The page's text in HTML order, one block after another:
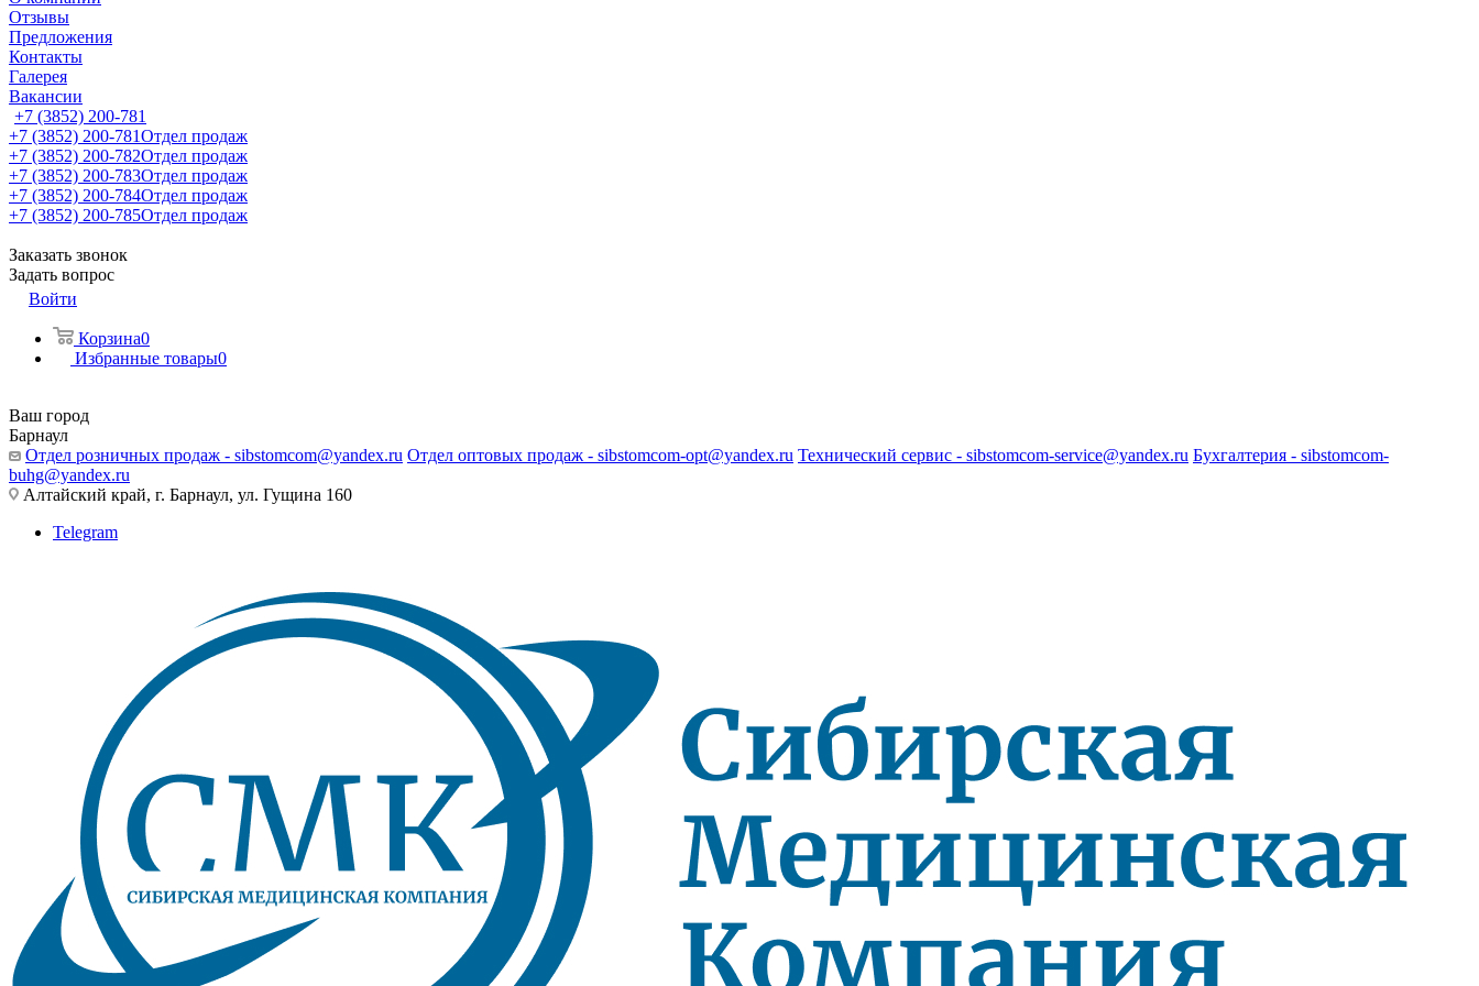
Отзывы
Предложения
Контакты
Галерея
Вакансии
+7 (3852) 200-781
+7 (3852) 200-781Отдел продаж
+7 (3852) 200-782Отдел продаж
+7 (3852) 200-783Отдел продаж
+7 (3852) 200-784Отдел продаж
+7 (3852) 200-785Отдел продаж
Заказать звонок
Задать вопрос
Войти
Корзина0
Избранные товары0
Ваш город
Барнаул
Отдел розничных продаж - sibstomcom@yandex.ru Отдел оптовых продаж - sibstomcom-opt@yandex.ru Технический сервис - sibstomcom-service@yandex.ru Бухгалтерия - sibstomcom-
buhg@yandex.ru
Алтайский край, г. Барнаул, ул. Гущина 160
Telegram